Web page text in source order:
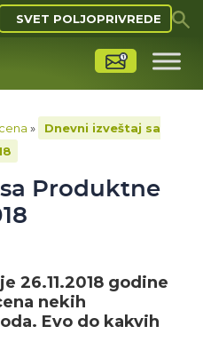
SVET POLJOPRIVREDE
»
Dnevni izveštaj sa
Produktne
26.11.2018 godine
nekih
Evo do kakvih